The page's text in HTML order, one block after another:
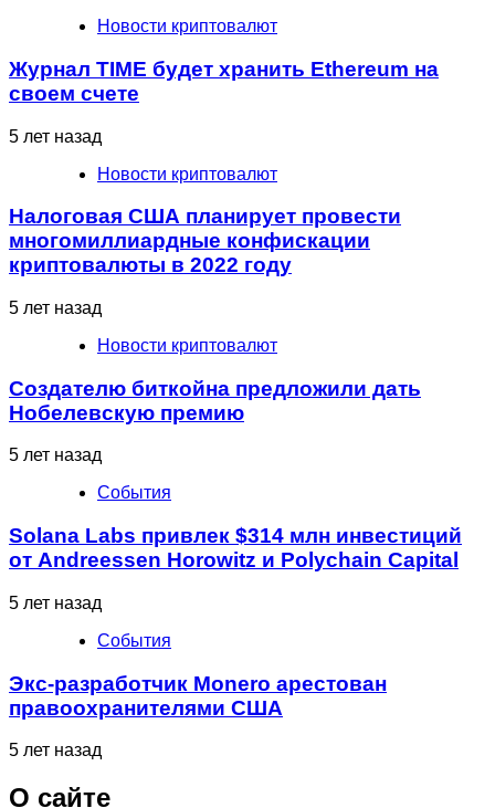
Новости криптовалют
Журнал TIME будет хранить Ethereum на
своем счете
5 лет назад
Новости криптовалют
Налоговая США планирует провести
многомиллиардные конфискации
криптовалюты в 2022 году
5 лет назад
Новости криптовалют
Создателю биткойна предложили дать
Нобелевскую премию
5 лет назад
События
Solana Labs привлек $314 млн инвестиций
от Andreessen Horowitz и Polychain Capital
5 лет назад
События
Экс-разработчик Monero арестован
правоохранителями США
5 лет назад
О сайте